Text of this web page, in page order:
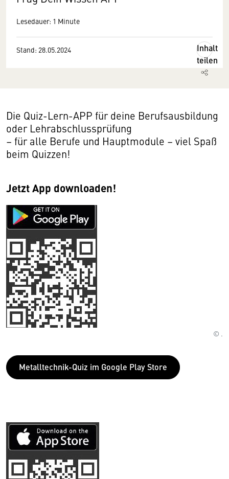
Lesedauer: 1 Minute
Stand: 28.05.2024
Inhalt
teilen
Die Quiz-Lern-APP für deine Berufsausbildung
oder Lehrabschlussprüfung
– für alle Berufe und Hauptmodule – viel Spaß
beim Quizzen!
Jetzt App downloaden!
© .
Metalltechnik-Quiz im Google Play Store